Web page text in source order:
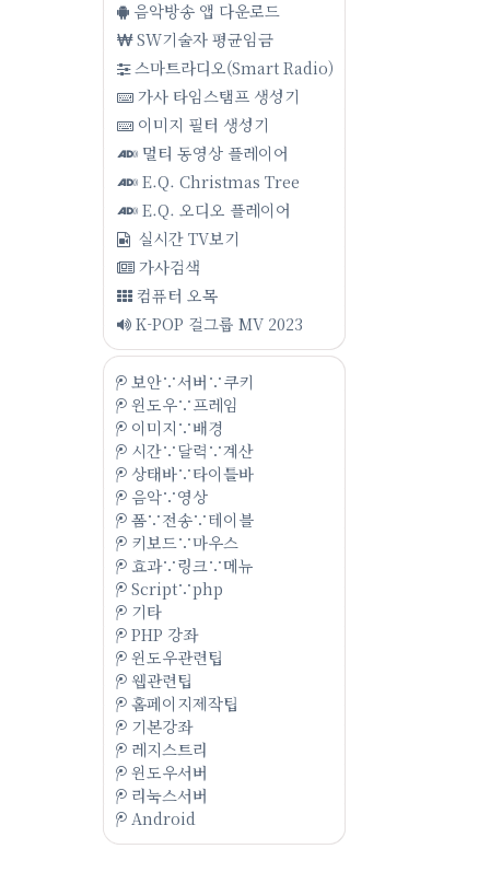
음악방송 앱 다운로드
SW기술자 평균임금
스마트라디오(Smart Radio)
가사 타임스탬프 생성기
이미지 필터 생성기
멀티 동영상 플레이어
E.Q. Christmas Tree
E.Q. 오디오 플레이어
실시간 TV보기
가사검색
컴퓨터 오목
K-POP 걸그룹 MV 2023
보안∵서버∵쿠키
윈도우∵프레임
이미지∵배경
시간∵달력∵계산
상태바∵타이틀바
음악∵영상
폼∵전송∵테이블
키보드∵마우스
효과∵링크∵메뉴
Script∵php
기타
PHP 강좌
윈도우관련팁
웹관련팁
홈페이지제작팁
기본강좌
레지스트리
윈도우서버
리눅스서버
Android